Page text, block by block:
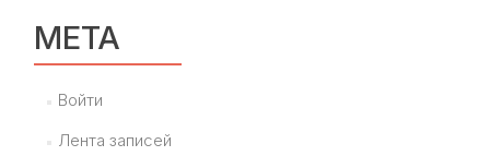
МЕТА
Войти
Лента записей